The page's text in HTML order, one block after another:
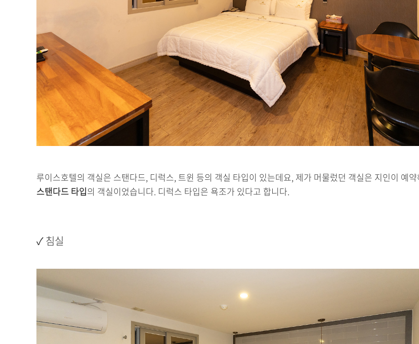
루이스호텔의 객실은 스탠다드, 디럭스, 트윈 등의 객실 타입이 있는데요, 제가 머물렀던 객실은 지인이 예
스탠다드 타입의 객실이었습니다. 디럭스 타입은 욕조가 있다고 합니다.
✓ 침실